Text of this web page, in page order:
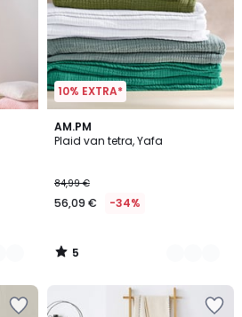
10% EXTRA*
AM.PM
Plaid van tetra, Yafa
84,99 €
56,09 € -34%
5
/
3
Kleuren
5
/